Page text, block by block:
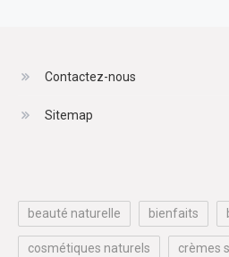
Contactez-nous
Sitemap
beauté naturelle bienfaits
cosmétiques naturels crèmes